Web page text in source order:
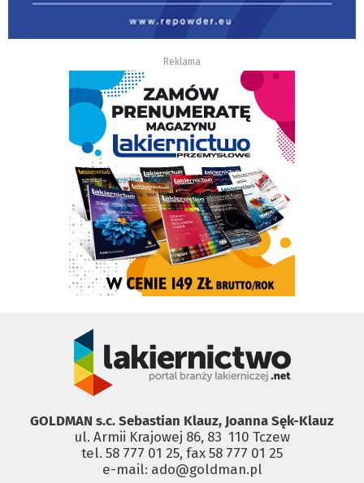
Reklama
GOLDMAN s.c. Sebastian Klauz, Joanna Sęk-Klauz
ul. Armii Krajowej 86, 83 ­ 110 Tczew
tel. 58 777 01 25, fax 58 777 01 25
e-mail: ado@goldman.pl